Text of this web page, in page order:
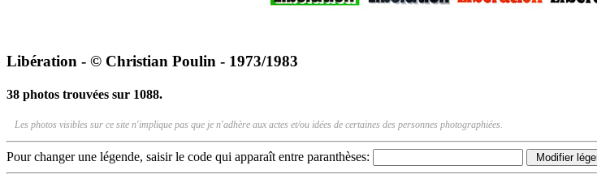
Libération - © Christian Poulin - 1973/1983
38 photos trouvées sur 1088.
Les photos visibles sur ce site n'implique pas que je n'adhère aux actes et/ou idées de certaines des personnes photographiées.
Pour changer une légende, saisir le code qui apparaît entre paranthèses: